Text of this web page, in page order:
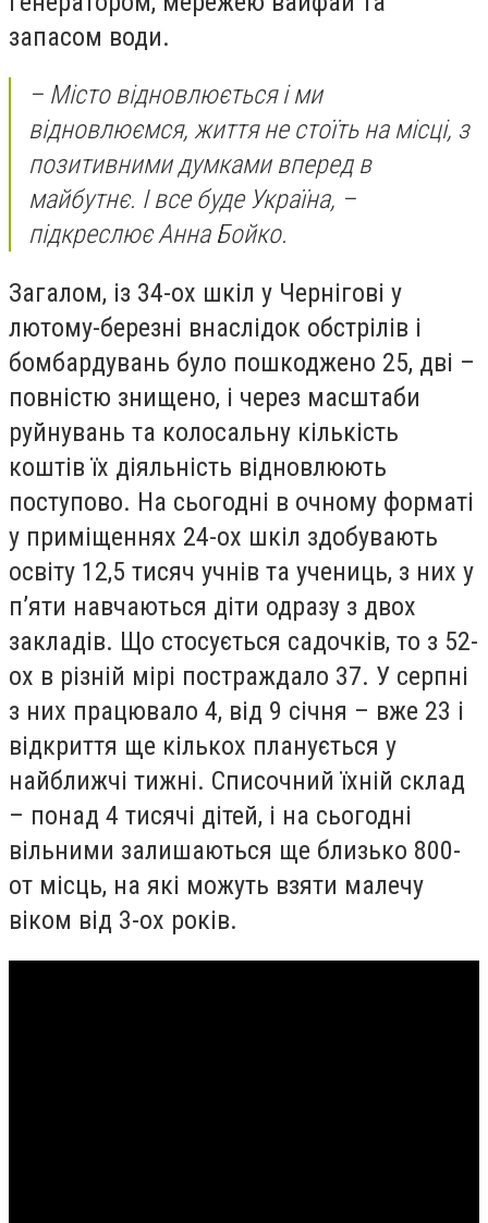
запасом води.
– Місто відновлюється і ми
відновлюємся, життя не стоїть на місці, з
позитивними думками вперед в
майбутнє. І все буде Україна, –
підкреслює Анна Бойко.
Загалом, із 34-ох шкіл у Чернігові у
лютому-березні внаслідок обстрілів і
бомбардувань було пошкоджено 25, дві –
повністю знищено, і через масштаби
руйнувань та колосальну кількість
коштів їх діяльність відновлюють
поступово. На сьогодні в очному форматі
у приміщеннях 24-ох шкіл здобувають
освіту 12,5 тисяч учнів та учениць, з них у
п’яти навчаються діти одразу з двох
закладів. Що стосується садочків, то з 52-
ох в різній мірі постраждало 37. У серпні
з них працювало 4, від 9 січня – вже 23 і
відкриття ще кількох планується у
найближчі тижні. Списочний їхній склад
– понад 4 тисячі дітей, і на сьогодні
вільними залишаються ще близько 800-
от місць, на які можуть взяти малечу
віком від 3-ох років.